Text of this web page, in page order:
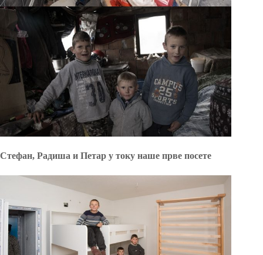
Стефан, Радиша и Петар у току наше прве посете